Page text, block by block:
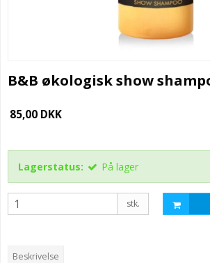
B&B økologisk show
85,00 DKK
Lagerstatus: På lager
stk.
Beskrivelse